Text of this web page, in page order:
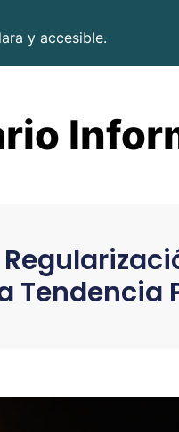
y accesible.
Tendencia